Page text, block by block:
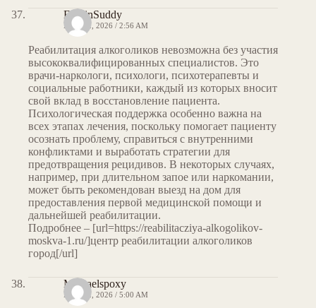
EdwinSuddy
MAY 12, 2026 / 2:56 AM
Реабилитация алкоголиков невозможна без участия
высококвалифицированных специалистов. Это
врачи-наркологи, психологи, психотерапевты и
социальные работники, каждый из которых вносит
свой вклад в восстановление пациента.
Психологическая поддержка особенно важна на
всех этапах лечения, поскольку помогает пациенту
осознать проблему, справиться с внутренними
конфликтами и выработать стратегии для
предотвращения рецидивов. В некоторых случаях,
например, при длительном запое или наркомании,
может быть рекомендован выезд на дом для
предоставления первой медицинской помощи и
дальнейшей реабилитации.
Подробнее – [url=https://reabilitacziya-alkogolikov-
moskva-1.ru/]центр реабилитации алкоголиков
город[/url]
Michaelspoxy
MAY 12, 2026 / 5:00 AM